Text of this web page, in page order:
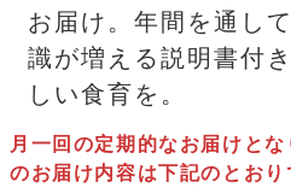
お届け。年間を通し
識が増える説明書付
しい食育を。
月一回の定期的なお届けと
のお届け内容は下記のとおり